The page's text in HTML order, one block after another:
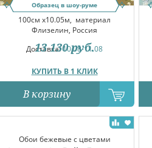
Образец в шоу-руме
100см x10.05м, материал
Флизелин, Россия
Доставка:10.08-11.08
КУПИТЬ В 1 КЛИК
13 130 руб.
В корзину
Обои бежевые с цветами